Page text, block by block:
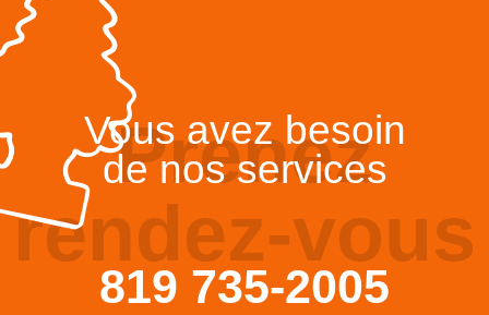
Prenez
rendez-vous
Vous avez besoin
de nos services
819 735-2005